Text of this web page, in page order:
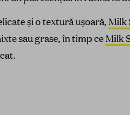
și o textură ușoară, Milk
sau grase, în timp ce Milk